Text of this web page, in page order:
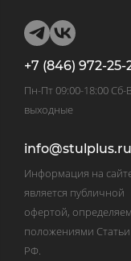
+7 (846) 972-25-
Пн-Пт 09:00-18:00 Сб-
выходные
info@stulplus.ru
Информация на
является публичной
офертой,
положениями Статьи
РФ.